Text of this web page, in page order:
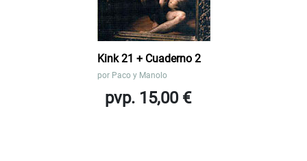
Kink 21 + Cuaderno 2
por Paco y Manolo
pvp. 15,00 €